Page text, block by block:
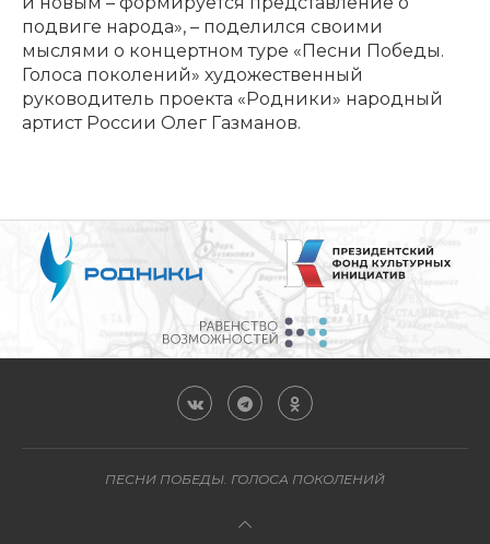
подвиге народа», – поделился своими
мыслями о концертном туре «Песни Победы.
Голоса поколений» художественный
руководитель проекта «Родники» народный
артист России Олег Газманов.
ПЕСНИ ПОБЕДЫ. ГОЛОСА ПОКОЛЕНИЙ